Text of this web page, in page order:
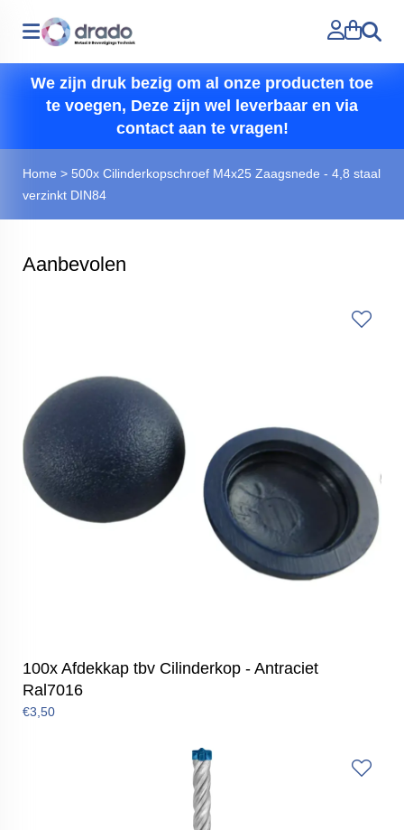
Zoeken
We zijn druk bezig om al onze producten toe
te voegen, Deze zijn wel leverbaar en via
contact aan te vragen!
Home > 500x Cilinderkopschroef M4x25 Zaagsnede - 4,8 staal
verzinkt DIN84
Aanbevolen
100x Afdekkap tbv Cilinderkop - Antraciet
Ral7016
€3,50